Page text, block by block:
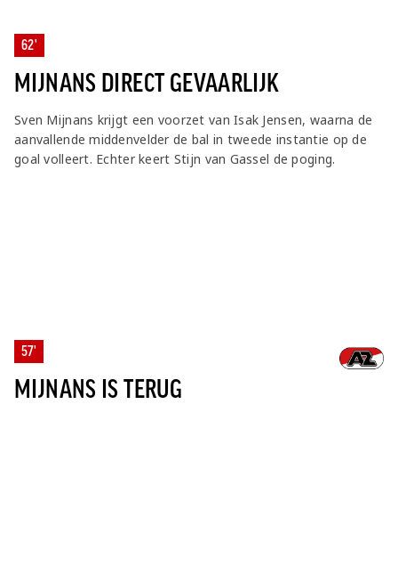
62'
MIJNANS DIRECT GEVAARLIJK
Sven Mijnans krijgt een voorzet van Isak Jensen, waarna de
aanvallende middenvelder de bal in tweede instantie op de
goal volleert. Echter keert Stijn van Gassel de poging.
57'
MIJNANS IS TERUG